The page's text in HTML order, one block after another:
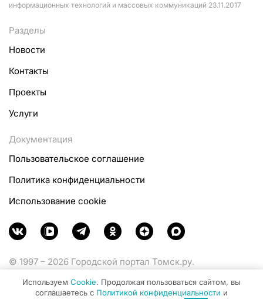
информационных технологий и массовых коммуникаций 23.11.2017
Разделы
Новости
Контакты
Проекты
Услуги
Документация
Пользовательское соглашение
Политика конфиденциальности
Использование cookie
© 1997 – 2026 Городской портал Томск.ру.
Министерства цифрового развития, связи и массовых
Используем Cookie. Продолжая пользоваться сайтом, вы
соглашаетесь с Политикой конфиденциальности и